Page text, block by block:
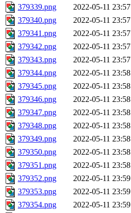
379339.png
2022-05-11 23:57
379340.png
2022-05-11 23:57
379341.png
2022-05-11 23:57
379342.png
2022-05-11 23:57
379343.png
2022-05-11 23:57
379344.png
2022-05-11 23:58
379345.png
2022-05-11 23:58
379346.png
2022-05-11 23:58
379347.png
2022-05-11 23:58
379348.png
2022-05-11 23:58
379349.png
2022-05-11 23:58
379350.png
2022-05-11 23:58
379351.png
2022-05-11 23:58
379352.png
2022-05-11 23:59
379353.png
2022-05-11 23:59
379354.png
2022-05-11 23:59